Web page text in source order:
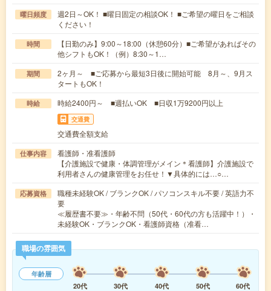
曜日頻度
週2日～OK！ ■曜日固定の相談OK！ ■ご希望の曜日をご相談
ください！
時間
【日勤のみ】9:00～18:00（休憩60分）■ご希望があればその
他シフトもOK！（例）8:30～1…
期間
2ヶ月～ ■ご応募から最短3日後に開始可能 8月～、9月ス
タートもOK！
時給 時給2400円～ ■週払いOK ■日収1万9200円以上
交通費
交通費全額支給
仕事内容
看護師・准看護師
【介護施設で健康・体調管理がメイン＊看護師】介護施設で
利用者さんの健康管理をお任せ！▼具体的には…○…
応募資格
職種未経験OK / ブランクOK / パソコンスキル不要 / 英語力不
要
≪履歴書不要≫・年齢不問（50代・60代の方も活躍中！）・
未経験OK・ブランクOK・看護師資格（准看…
職場の雰囲気
年齢層
20代
30代 40代 50代
60代